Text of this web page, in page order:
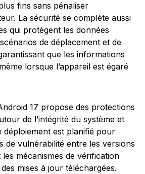
fins sans pénaliser
La sécurité se complète aussi
qui protègent les données
de déplacement et de
que les informations
lorsque l’appareil est égaré
17 propose des protections
de l’intégrité du système et
déploiement est planifié pour
de vulnérabilité entre les versions
mécanismes de vérification
mises à jour téléchargées.